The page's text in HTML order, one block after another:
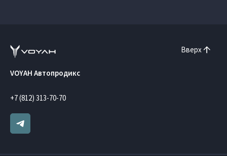
Вверх
VOYAH Автопродикс
+7 (812) 313-70-70